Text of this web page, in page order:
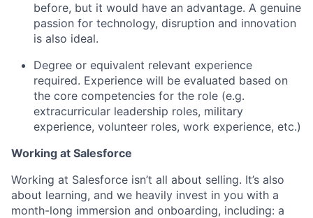
before, but it would have an advantage. A genuine
passion for technology, disruption and innovation
is also ideal.
Degree or equivalent relevant experience
required. Experience will be evaluated based on
the core competencies for the role (e.g.
extracurricular leadership roles, military
experience, volunteer roles, work experience, etc.)
Working at Salesforce
Working at Salesforce isn’t all about selling. It’s also
about learning, and we heavily invest in you with a
month-long immersion and onboarding, including: a